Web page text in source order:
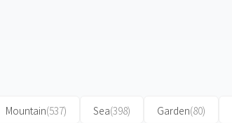
Mountain(537) Sea(398) Garden(80)